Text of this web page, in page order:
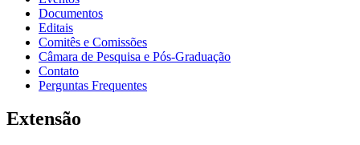
Documentos
Editais
Comitês e Comissões
Câmara de Pesquisa e Pós-Graduação
Contato
Perguntas Frequentes
Extensão